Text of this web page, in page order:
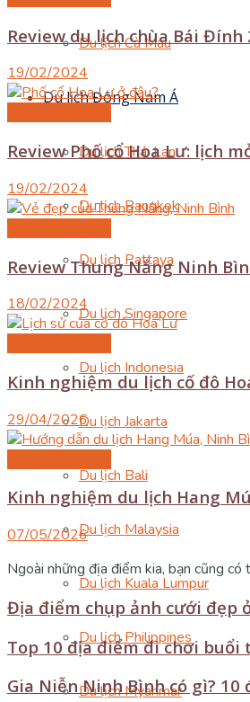
Du lịch Cà Mau
Du lịch Đông Nam Á
Du lịch Thái Lan
Du lịch Bangkok
Du lịch Pattaya
Du lịch Singapore
Du lịch Indonesia
Du lịch Jakarta
Du lịch Bali
Du lịch Malaysia
Du lịch Kuala Lumpur
Du lịch Philippines
Du lịch Myanmar
Review du lịch chùa Bái Đính
19/02/2024
Review Phố cổ Hoa Lư: lịch
19/02/2024
Review Thung Nắng Ninh
18/02/2024
Kinh nghiệm du lịch cố đô
29/04/2026
Kinh nghiệm du lịch Hang
07/05/2026
Ngoài những địa điểm kia, bạn cũng
Địa điểm chụp ảnh cưới đẹp
Top 10 địa điểm đi chơi
Gia Niễn Ninh Bình có gì?